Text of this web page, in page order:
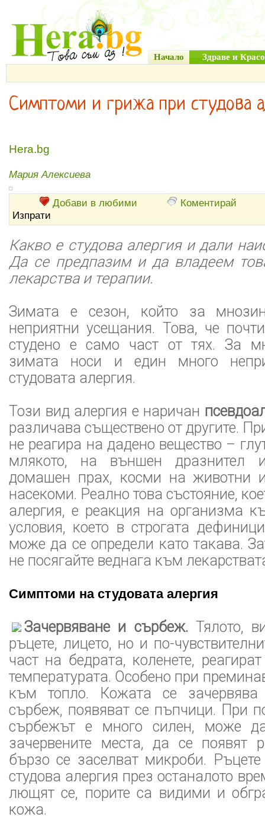
Начало Здраве и
Симптоми и грижа при студова
Hera.bg
Мария Алексиева
Добави в любими
Коментирай
Изпрати
Какво е студова алергия и дали
Да се предпазим и да владеем
лекарства и терапии.
Зимата е сезон, който за
неприятни усещания. Това, че
студено е само част от тях. За
зимата носи и един много
студовата алергия.
Този вид алергия е наричан
различава съществено от другите.
не реагира на дадено вещество –
млякото, на външен дразнител
домашен прах, косми на животни
насекоми. Реално това състояние,
алергия, е реакция на организма
условия, което в строгата
може да се определи като такава.
не посягайте веднага към
Симптоми на студовата алергия
Зачервяване и сърбеж. Тялото,
ръцете, лицето, но и по-
част на бедрата, коленете,
температурата. Особено при
към топло. Кожата се зачервява
сърбеж, появяват се пъпчици. При
сърбежът е много силен, може
зачервените места, да се появят
бързо се заселват микроби.
студова алергия през останалото
лющят се, порите са видими и
кожа.